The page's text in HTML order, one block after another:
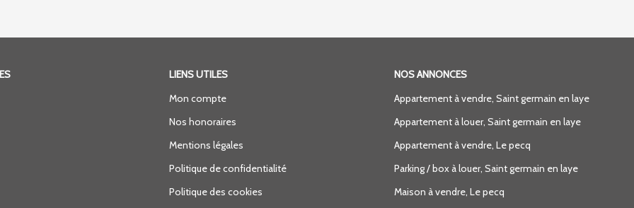
LIENS UTILES
Mon compte
Nos honoraires
Mentions légales
Politique de confidentialité
Politique des cookies
NOS ANNONCES
Appartement à vendre, Saint germain en laye
Appartement à louer, Saint germain en laye
Appartement à vendre, Le pecq
Parking / box à louer, Saint germain en laye
Maison à vendre, Le pecq